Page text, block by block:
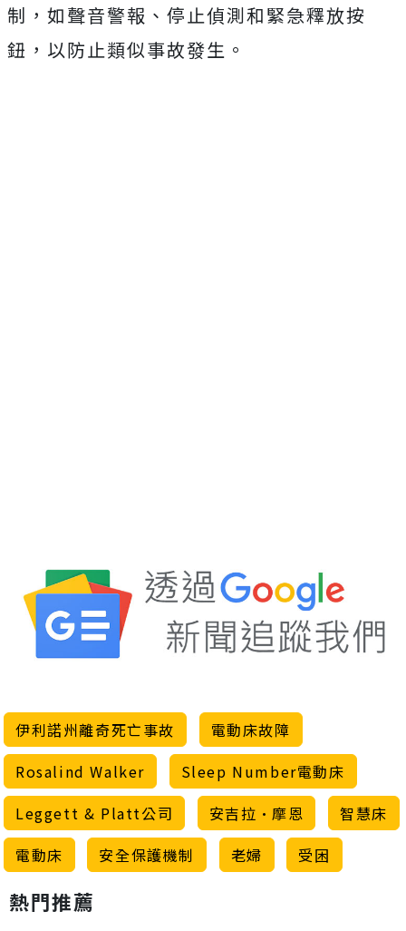
制，如聲音警報、停止偵測和緊急釋放按
鈕，以防止類似事故發生。
伊利諾州離奇死亡事故
電動床故障
Rosalind Walker
Sleep Number電動床
Leggett & Platt公司
安吉拉·摩恩
智慧床
電動床
安全保護機制 老婦 受困
熱門推薦